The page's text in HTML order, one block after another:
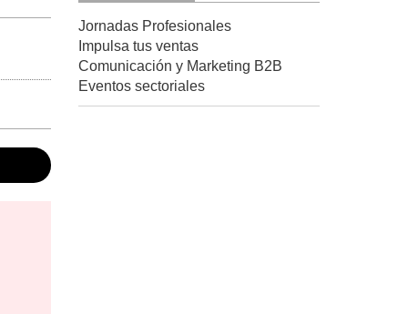
Jornadas Profesionales
Impulsa tus ventas
Comunicación y Marketing B2B
Eventos sectoriales